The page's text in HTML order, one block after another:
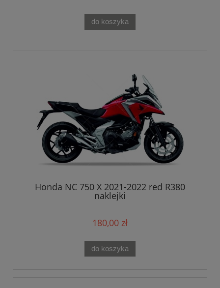
do koszyka
Honda NC 750 X 2021-2022 red R380
naklejki
180,00 zł
do koszyka